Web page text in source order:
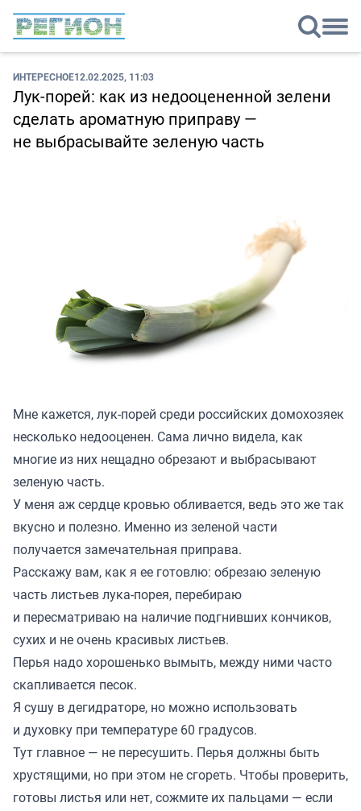
ИНТЕРЕСНОЕ12.02.2025, 11:03
Лук-порей: как из недооцененной зелени
сделать ароматную приправу —
не выбрасывайте зеленую часть
Мне кажется, лук-порей среди российских домохозяек
несколько недооценен. Сама лично видела, как
многие из них нещадно обрезают и выбрасывают
зеленую часть.
У меня аж сердце кровью обливается, ведь это же так
вкусно и полезно. Именно из зеленой части
получается замечательная приправа.
Расскажу вам, как я ее готовлю: обрезаю зеленую
часть листьев лука-порея, перебираю
и пересматриваю на наличие подгнивших кончиков,
сухих и не очень красивых листьев.
Перья надо хорошенько вымыть, между ними часто
скапливается песок.
Я сушу в дегидраторе, но можно использовать
и духовку при температуре 60 градусов.
Тут главное — не пересушить. Перья должны быть
хрустящими, но при этом не сгореть. Чтобы проверить,
готовы листья или нет, сожмите их пальцами — если